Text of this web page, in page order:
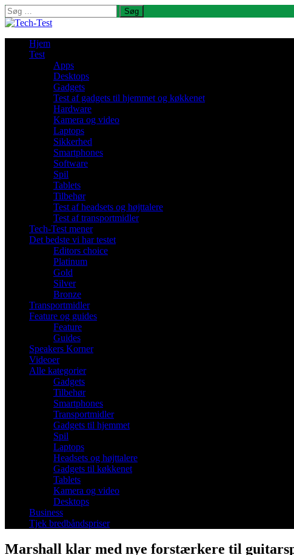
Søg
efter:
Hjem
Test
Apps
Desktops
Gadgets
Test af gadgets til hjemmet og køkkenet
Hardware
Kamera og video
Laptops
Sikkerhed
Smartphones
Software
Spil
Tablets
Tilbehør
Test af headsets og højttalere
Test af transportmidler
Tech-Test mener
Det bedste vi har testet
Editors choice
Platinum
Gold
Silver
Bronze
Transportmidler
Feature og guides
Feature
Guides
Speakers Korner
Videoer
Alle kategorier
Gadgets
Tilbehør
Smartphones
Transportmidler
Gadgets til hjemmet
Spil
Laptops
Headsets og højttalere
Gadgets til køkkenet
Tablets
Kamera og video
Desktops
Business
Tjek bredbåndspriser
Marshall klar med nye forstærkere til